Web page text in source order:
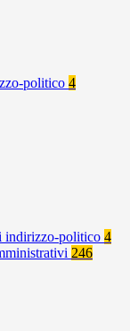
politico 4
indirizzo-politico 4
246